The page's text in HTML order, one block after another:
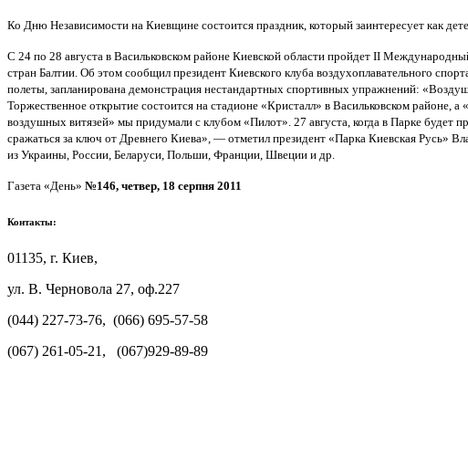
Ко Дню Независимости на Киевщине состоится праздник, который заинтересует как
С 24 по 28 августа в Васильковском районе Киевской области пройдет II
стран Балтии. Об этом сообщил президент Киевского клуба воздухоплавательного
полеты, запланирована демонстрация нестандартных спортивных упражнений:
Торжественное открытие состоится на стадионе «Кристалл» в Васильковском
воздушных витязей» мы придумали с клубом «Пилот». 27 августа, когда в Парке
сражаться за ключ от Древнего Киева», — отметил президент «Парка Киевская Русь»
из Украины, России, Беларуси, Польши, Франции, Швеции и др.
Газета «День» №146, четвер, 18 серпня 2011
Контакты:
01135, г. Киев,
ул. В. Черновола 27, оф.227
(044) 227-73-76, (066) 695-57-58
(067) 261-05-21, (067)929-89-89